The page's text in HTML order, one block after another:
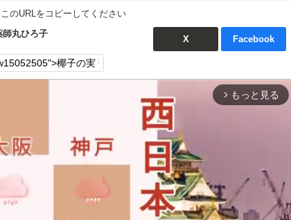
のURLをコピーしてください
師丸ひろ子
X Facebook
arrow_forward_ios もっと見る